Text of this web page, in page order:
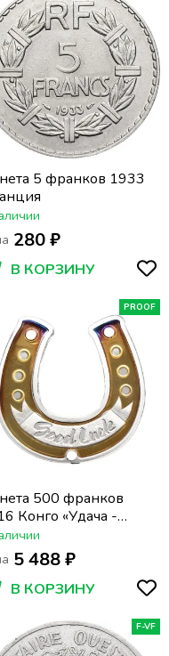
5 франков 1933
280 ₽
В КОРЗИНУ
PROOF
500 франков
Конго «Удача -
5 488 ₽
В КОРЗИНУ
F-VF